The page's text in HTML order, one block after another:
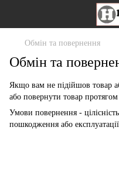
Обмін та повернення
Обмін та
Якщо вам не підійшов товар
або повернути товар
Умови повернення - цілісність
пошкодження або експлуатації